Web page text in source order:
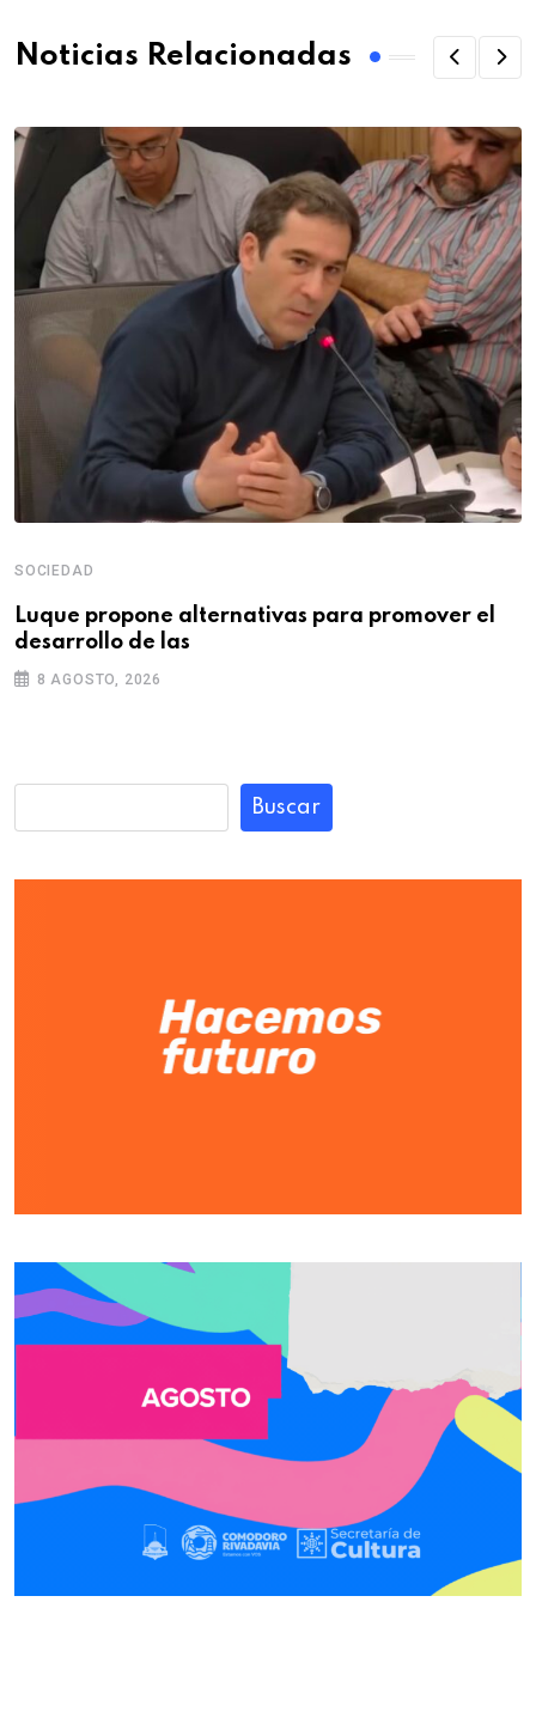
Noticias Relacionadas
SOCIEDAD
Luque propone alternativas para promover el
desarrollo de las
8 AGOSTO, 2026
Buscar